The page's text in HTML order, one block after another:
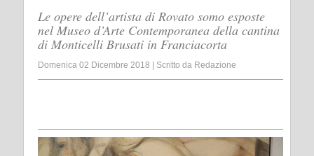
Le opere dell’artista di Rovato somo esposte
nel Museo d’Arte Contemporanea della cantina
di Monticelli Brusati in Franciacorta
Domenica 02 Dicembre 2018 Scritto da Redazione